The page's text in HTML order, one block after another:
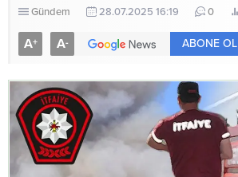
Gündem 28.07.2025 16:19 0
A+ A- ABONE OL